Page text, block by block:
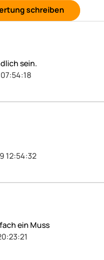
schreiben
sein.
12:54:32
ein Muss